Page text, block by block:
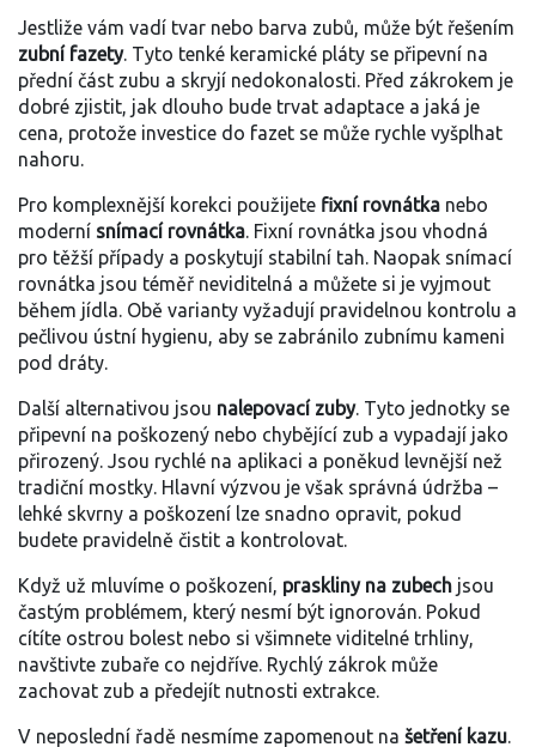
Jestliže vám vadí tvar nebo barva zubů, může být řešením
zubní fazety. Tyto tenké keramické pláty se připevní na
přední část zubu a skryjí nedokonalosti. Před zákrokem je
dobré zjistit, jak dlouho bude trvat adaptace a jaká je
cena, protože investice do fazet se může rychle vyšplhat
nahoru.
Pro komplexnější korekci použijete fixní rovnátka nebo
moderní snímací rovnátka. Fixní rovnátka jsou vhodná
pro těžší případy a poskytují stabilní tah. Naopak snímací
rovnátka jsou téměř neviditelná a můžete si je vyjmout
během jídla. Obě varianty vyžadují pravidelnou kontrolu a
pečlivou ústní hygienu, aby se zabránilo zubnímu kameni
pod dráty.
Další alternativou jsou nalepovací zuby. Tyto jednotky se
připevní na poškozený nebo chybějící zub a vypadají jako
přirozený. Jsou rychlé na aplikaci a poněkud levnější než
tradiční mostky. Hlavní výzvou je však správná údržba –
lehké skvrny a poškození lze snadno opravit, pokud
budete pravidelně čistit a kontrolovat.
Když už mluvíme o poškození, praskliny na zubech jsou
častým problémem, který nesmí být ignorován. Pokud
cítíte ostrou bolest nebo si všimnete viditelné trhliny,
navštivte zubaře co nejdříve. Rychlý zákrok může
zachovat zub a předejít nutnosti extrakce.
V neposlední řadě nesmíme zapomenout na šetření kazu.